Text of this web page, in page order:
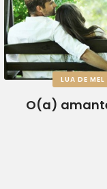
LUA DE
O(a)